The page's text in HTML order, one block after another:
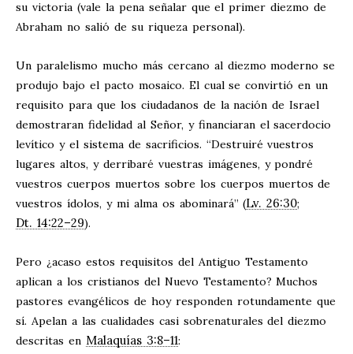
su victoria (vale la pena señalar que el primer diezmo de
Abraham no salió de su riqueza personal).
Un paralelismo mucho más cercano al diezmo moderno se
produjo bajo el pacto mosaico. El cual se convirtió en un
requisito para que los ciudadanos de la nación de Israel
demostraran fidelidad al Señor, y financiaran el sacerdocio
levítico y el sistema de sacrificios. “Destruiré vuestros
lugares altos, y derribaré vuestras imágenes, y pondré
vuestros cuerpos muertos sobre los cuerpos muertos de
vuestros ídolos, y mi alma os abominará” (Lv. 26:30;
Dt. 14:22–29).
Pero ¿acaso estos requisitos del Antiguo Testamento
aplican a los cristianos del Nuevo Testamento? Muchos
pastores evangélicos de hoy responden rotundamente que
sí. Apelan a las cualidades casi sobrenaturales del diezmo
descritas en Malaquías 3:8–11: